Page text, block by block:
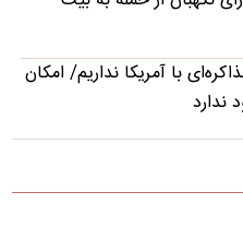
با آمریکا نداریم/ امکان
ندارد
به پیشنهاد سپاهان
وجود ندارد که ما